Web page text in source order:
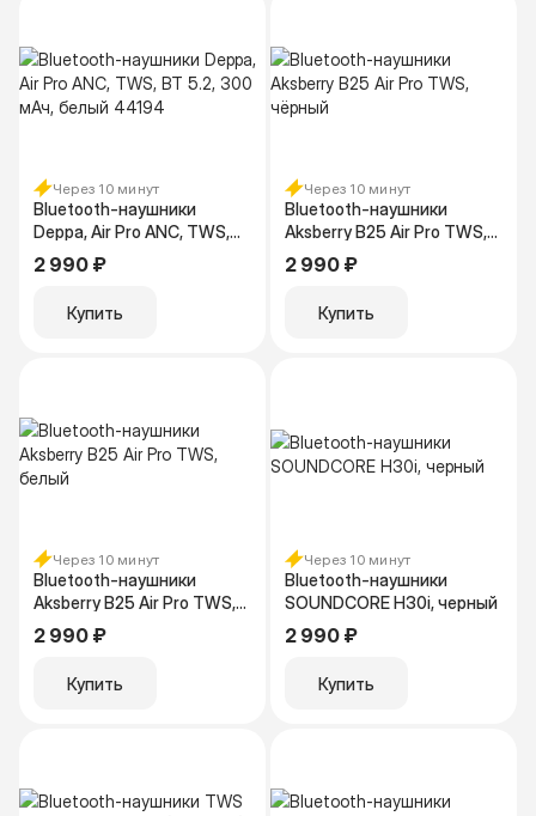
Через 10 минут
Bluetooth-наушники
Deppa, Air Pro ANC, TWS,
BT 5.2, 300 мАч, белый
44194
2 990 ₽
Купить
Через 10 минут
Bluetooth-наушники
Aksberry B25 Air Pro TWS,
чёрный
2 990 ₽
Купить
Через 10 минут
Bluetooth-наушники
Aksberry B25 Air Pro TWS,
белый
2 990 ₽
Купить
Через 10 минут
Bluetooth-наушники
SOUNDCORE H30i, черный
2 990 ₽
Купить